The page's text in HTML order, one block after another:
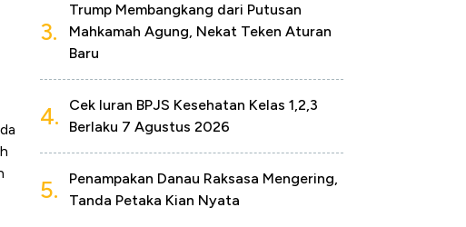
3.
Trump Membangkang dari Putusan
Mahkamah Agung, Nekat Teken Aturan
Baru
4.
Cek Iuran BPJS Kesehatan Kelas 1,2,3
Berlaku 7 Agustus 2026
5.
Penampakan Danau Raksasa Mengering,
Tanda Petaka Kian Nyata